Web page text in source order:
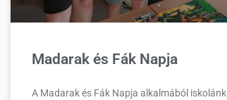
Madarak és Fák Napja
A Madarak és Fák Napja alkalmából iskolánk